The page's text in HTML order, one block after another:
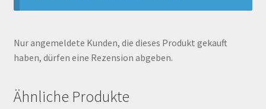
Nur angemeldete Kunden, die dieses Produkt gekauft
haben, dürfen eine Rezension abgeben.
Ähnliche Produkte